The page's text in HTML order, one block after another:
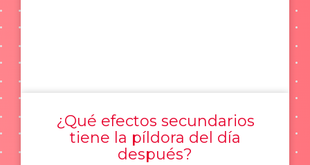
¿Qué efectos secundarios
tiene la píldora del día
después?